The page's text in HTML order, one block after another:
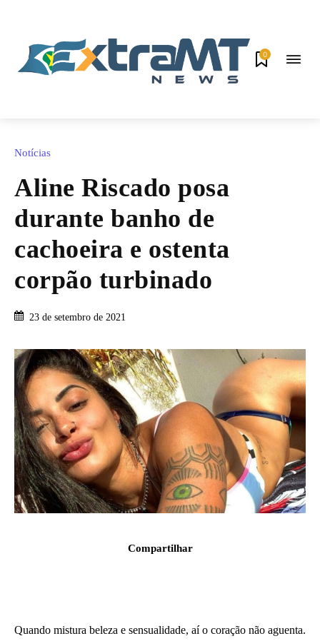
0
Notícias
Aline Riscado posa
durante banho de
cachoeira e ostenta
corpão turbinado
23 de setembro de 2021
Compartilhar
Quando mistura beleza e sensualidade, aí o coração não aguenta.